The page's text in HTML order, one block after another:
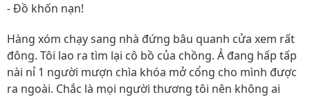
- Đồ khốn nạn!
Hàng xóm chạy sang nhà đứng bâu quanh cửa xem rất
đông. Tôi lao ra tìm lại cô bồ của chồng. Ả đang hấp tấp
nài nỉ 1 người mượn chìa khóa mở cổng cho mình được
ra ngoài. Chắc là mọi người thương tôi nên không ai